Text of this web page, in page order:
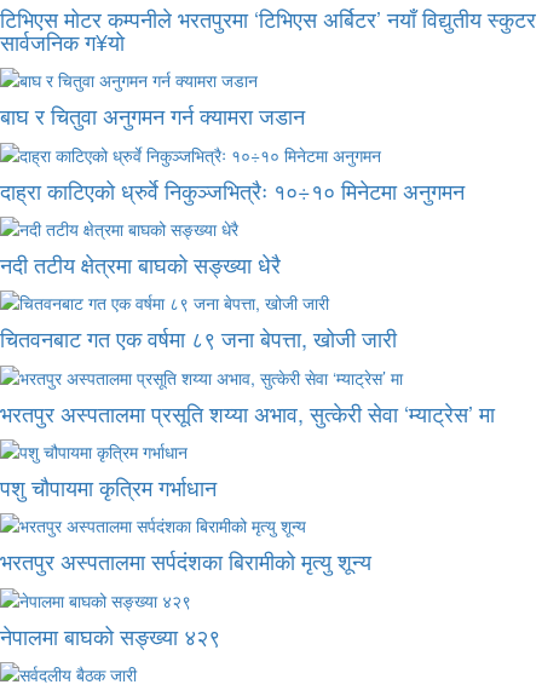
टिभिएस मोटर कम्पनीले भरतपुरमा ‘टिभिएस अर्बिटर’ नयाँ विद्युतीय स्कुटर
सार्वजनिक ग¥यो
बाघ र चितुवा अनुगमन गर्न क्यामरा जडान
दाह्रा काटिएको ध्रुर्वे निकुञ्जभित्रैः १०÷१० मिनेटमा अनुगमन
नदी तटीय क्षेत्रमा बाघको सङ्ख्या धेरै
चितवनबाट गत एक वर्षमा ८९ जना बेपत्ता, खोजी जारी
भरतपुर अस्पतालमा प्रसूति शय्या अभाव, सुत्केरी सेवा ‘म्याट्रेस’ मा
पशु चौपायमा कृत्रिम गर्भाधान
भरतपुर अस्पतालमा सर्पदंशका बिरामीको मृत्यु शून्य
नेपालमा बाघको सङ्ख्या ४२९